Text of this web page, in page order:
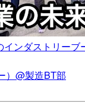
インダストリーブ
）@製造BT部